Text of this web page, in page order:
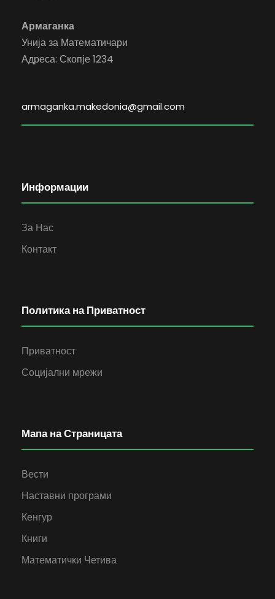
Армаганка
Унија за Математичари
Адреса: Скопје 1234
armaganka.makedonia@gmail.com
Информации
За Нас
Контакт
Политика на Приватност
Приватност
Социјални мрежи
Мапа на Страницата
Вести
Наставни програми
Кенгур
Книги
Математички Четива